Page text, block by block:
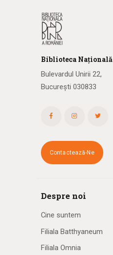
Biblioteca Națională
Bulevardul Unirii 22,
București 030833
Contactează-Ne
Despre noi
Cine suntem
Filiala Batthyaneum
Filiala Omnia